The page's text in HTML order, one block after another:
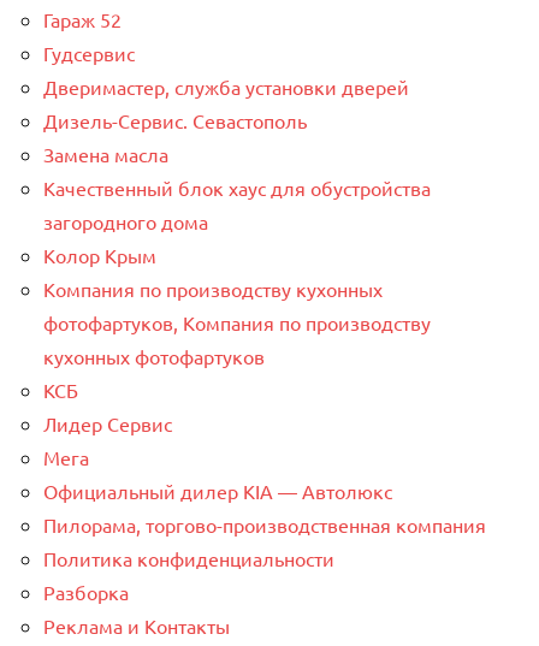
Гараж 52
Гудсервис
Дверимастер, служба установки дверей
Дизель-Сервис. Севастополь
Замена масла
Качественный блок хаус для обустройства
загородного дома
Колор Крым
Компания по производству кухонных
фотофартуков, Компания по производству
кухонных фотофартуков
КСБ
Лидер Сервис
Мега
Официальный дилер KIA — Автолюкс
Пилорама, торгово-производственная компания
Политика конфиденциальности
Разборка
Реклама и Контакты